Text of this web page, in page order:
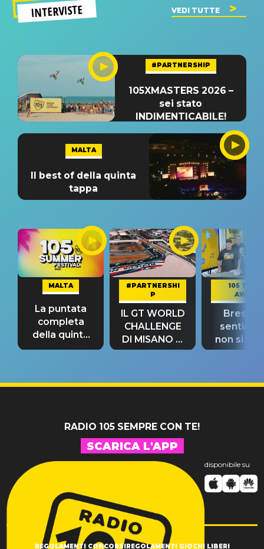
INTERVISTE VEDI TUTTE
#PARTNERSHIP
105XMASTERS 2026 –
sei stato
INDIMENTICABILE!
MALTA
Il best of della quinta
tappa
MALTA
La puntata
completa
della quinta
tappa
#PARTNERSHI
P
IL GT WORLD
CHALLENGE
DI MISANO si
riconferma
105 TAKE
AWAY
Bresh:
non si
fino alla
RADIO 105 SEMPRE CON TE!
SCARICA L'APP
disponibile su
REGOLAMENTI CONCORSI REGOLAMENTI GIOCHI LIBERI